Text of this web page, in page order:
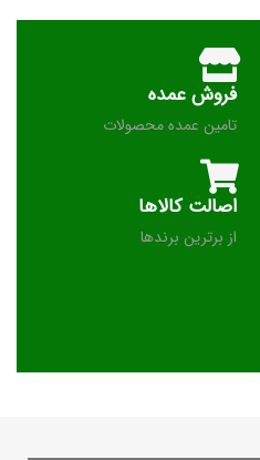
فروش عمده
تامین عمده محصولات
اصالت کالاها
از برترین برندها